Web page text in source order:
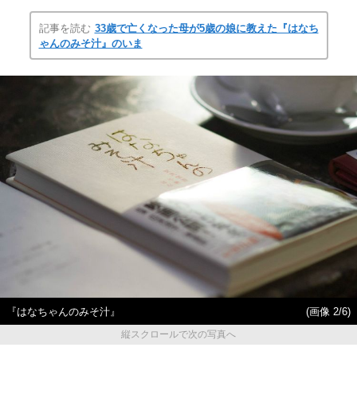
記事を読む 33歳で亡くなった母が5歳の娘に教えた『はなち
ゃんのみそ汁』のいま
『はなちゃんのみそ汁』
(画像 2/6)
縦スクロールで次の写真へ